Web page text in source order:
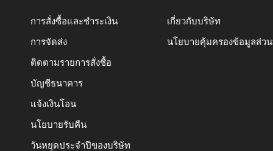
การสั่งซื้อและชำระเงิน
การจัดส่ง
ติดตามรายการสั่งซื้อ
บัญชีธนาคาร
แจ้งเงินโอน
นโยบายรับคืน
วันหยุดประจำปีของบริษัท
เกี่ยวกับบริษัท
นโยบายคุ้มครองข้อมูลส่ว